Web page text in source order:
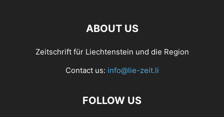
ABOUT US
Zeitschrift für Liechtenstein und die Region
Contact us: info@lie-zeit.li
FOLLOW US